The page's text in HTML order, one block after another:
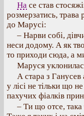
На се став
розмерзатись, трава
до Марусі:
– Нарви собі,
неси додому. А як
то приходи сюда, а
Маруся
А стара з Ганусев
у лісі не тільки що
пахучих фіалків
– Ти що отсе, така